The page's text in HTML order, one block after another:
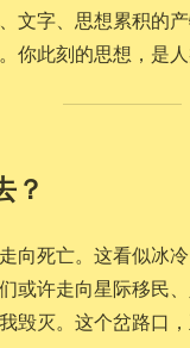
文字、思想累积的
你此刻的思想，是人
？
向死亡。这看似冰
或许走向星际移民
毁灭。这个岔路口